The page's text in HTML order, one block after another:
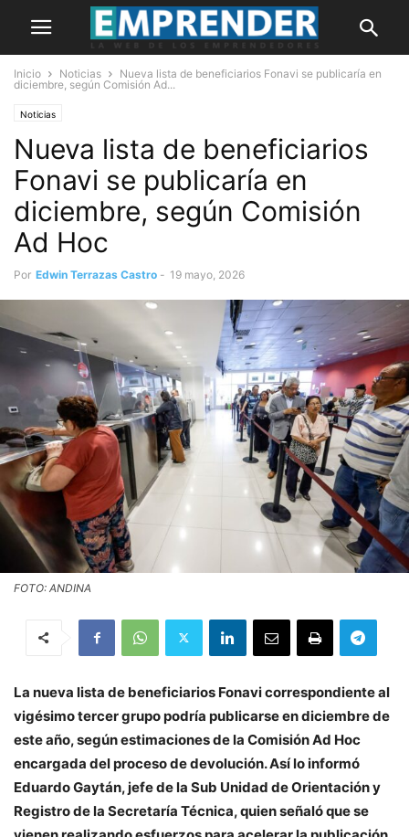
Inicio Noticias
Nueva lista de beneficiarios Fonavi se publicaría en
diciembre, según Comisión Ad...
Noticias
Nueva lista de beneficiarios
Fonavi se publicaría en
diciembre, según Comisión
Ad Hoc
Por Edwin Terrazas Castro - 19 mayo, 2026
FOTO: ANDINA
La nueva lista de beneficiarios Fonavi correspondiente al
vigésimo tercer grupo podría publicarse en diciembre de
este año, según estimaciones de la Comisión Ad Hoc
encargada del proceso de devolución. Así lo informó
Eduardo Gaytán, jefe de la Sub Unidad de Orientación y
Registro de la Secretaría Técnica, quien señaló que se